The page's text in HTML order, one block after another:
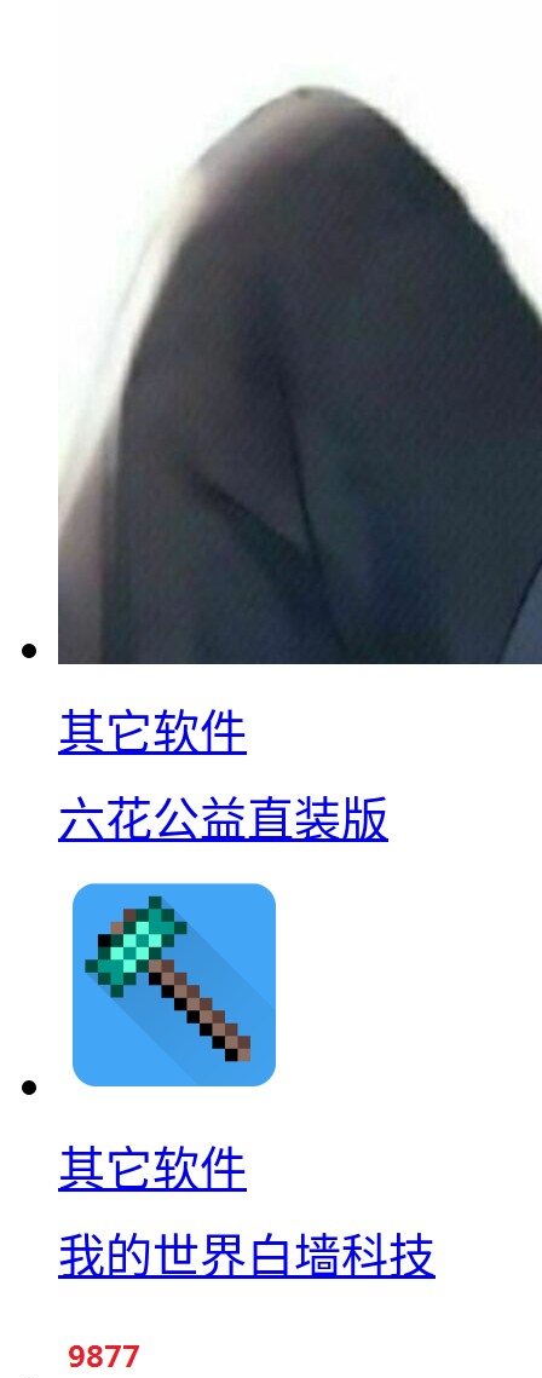
其它软件
六花公益直装版
其它软件
我的世界白墙科技